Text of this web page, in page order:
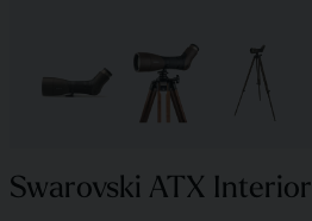
Swarovski ATX Interior